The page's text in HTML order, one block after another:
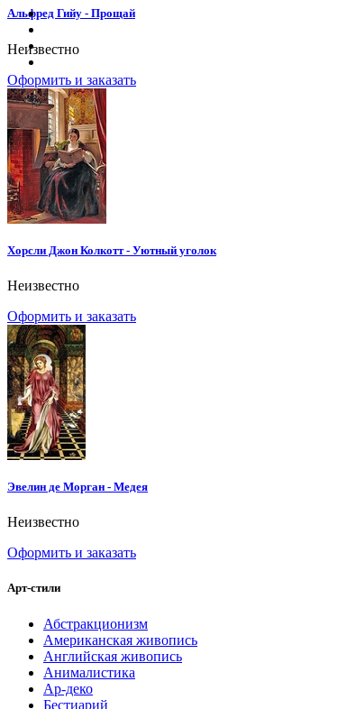
Альфред Гийу - Прощай
Неизвестно
Оформить и заказать
Хорсли Джон Колкотт - Уютный уголок
Неизвестно
Оформить и заказать
Эвелин де Морган - Медея
Неизвестно
Оформить и заказать
Арт-стили
Абстракционизм
Американская живопись
Английская живопись
Анималистика
Ар-деко
Бестиарий